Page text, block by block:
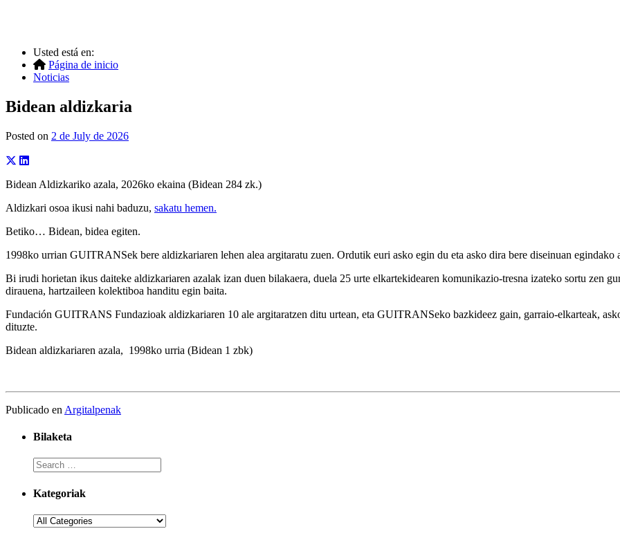
Usted está en:
Página de inicio
Noticias
Bidean aldizkaria
Posted on 2 de July de 2026
Bidean Aldizkariko azala, 2026ko ekaina (Bidean 284 zk.)
Aldizkari osoa ikusi nahi baduzu, sakatu hemen.
Betiko… Bidean, bidea egiten.
1998ko urrian GUITRANSek bere aldizkariaren lehen alea argitaratu zuen. Ordutik euri asko egin du eta asko dira bere diseinuan egindako
Bi irudi horietan ikus daiteke aldizkariaren azalak izan duen bilakaera, duela 25 urte elkartekidearen komunikazio-tresna izateko sortu zen
dirauena, hartzaileen kolektiboa handitu egin baita.
Fundación GUITRANS Fundazioak aldizkariaren 10 ale argitaratzen ditu urtean, eta GUITRANSeko bazkideez gain, garraio-elkarteak,
dituzte.
Bidean aldizkariaren azala, 1998ko urria (Bidean 1 zbk)
Publicado en Argitalpenak
Bilaketa
Kategoriak